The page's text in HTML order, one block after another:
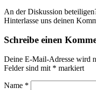
An der Diskussion
Hinterlasse uns deinen
Schreibe einen
Deine E-Mail-Adresse wird
Felder sind mit * markiert
Name *